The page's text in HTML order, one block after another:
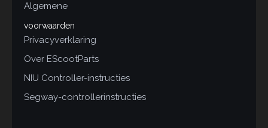
Algemene
voorwaarden
Privacyverklaring
Over EScootParts
NIU Controller-instructies
Segway-controllerinstructies